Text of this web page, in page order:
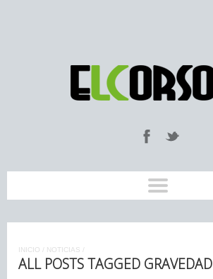
INICIO / NOTICIAS /
ALL POSTS TAGGED GRAVEDAD